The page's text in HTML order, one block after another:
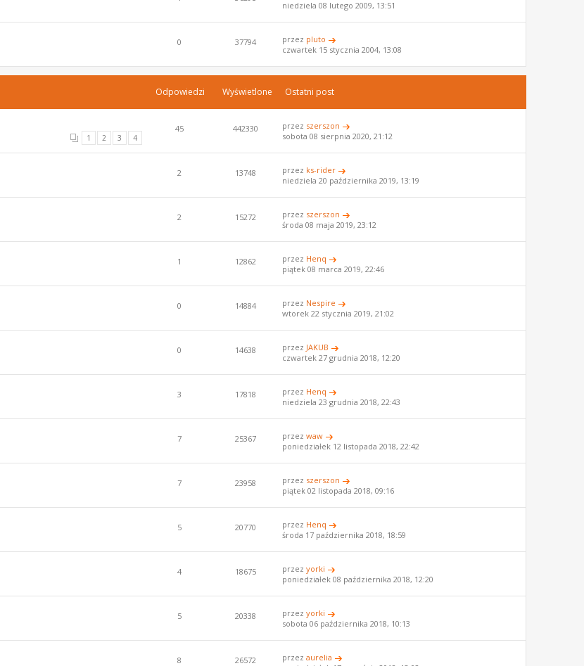
niedziela 08 lutego 2009, 13:51
0 37794 przez pluto
czwartek 15 stycznia 2004, 13:08
Odpowiedzi Wyświetlone Ostatni post
1 2 3 4
45 442330 przez szerszon
sobota 08 sierpnia 2020, 21:12
2 13748 przez ks-rider
niedziela 20 października 2019, 13:19
2 15272 przez szerszon
środa 08 maja 2019, 23:12
1 12862 przez Henq
piątek 08 marca 2019, 22:46
0 14884 przez Nespire
wtorek 22 stycznia 2019, 21:02
0 14638 przez JAKUB
czwartek 27 grudnia 2018, 12:20
3 17818 przez Henq
niedziela 23 grudnia 2018, 22:43
7 25367 przezwaw
poniedziałek 12 listopada 2018, 22:42
7 23958 przez szerszon
piątek 02 listopada 2018, 09:16
5 20770 przez Henq
środa 17 października 2018, 18:59
4 18675 przezyorki
poniedziałek 08 października 2018, 12:20
5 20338 przezyorki
sobota 06 października 2018, 10:13
8 26572 przezaurelia